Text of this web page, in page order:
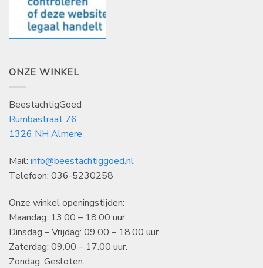
ONZE WINKEL
BeestachtigGoed
Rumbastraat 76
1326 NH Almere
Mail: info@beestachtiggoed.nl
Telefoon: 036-5230258
Onze winkel openingstijden:
Maandag: 13.00 – 18.00 uur.
Dinsdag – Vrijdag: 09.00 – 18.00 uur.
Zaterdag: 09.00 – 17.00 uur.
Zondag: Gesloten.